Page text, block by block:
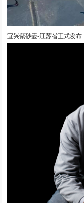
宜兴紫砂壶-江苏省正式发